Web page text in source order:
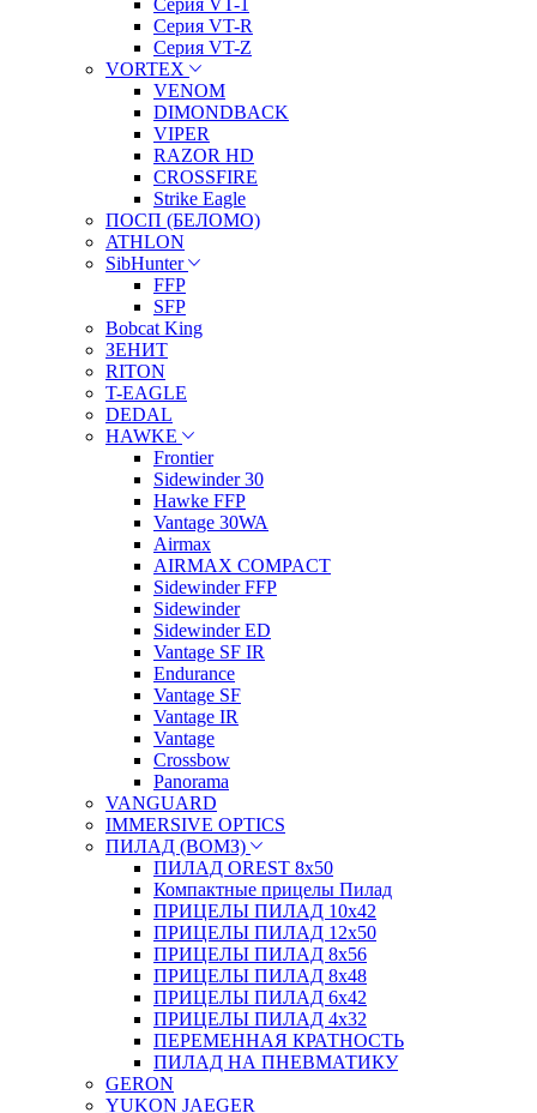
Серия VT-R
Серия VT-Z
VORTEX
VENOM
DIMONDBACK
VIPER
RAZOR HD
CROSSFIRE
Strike Eagle
ПОСП (БЕЛОМО)
ATHLON
SibHunter
FFP
SFP
Bobcat King
ЗЕНИТ
RITON
T-EAGLE
DEDAL
HAWKE
Frontier
Sidewinder 30
Hawke FFP
Vantage 30WA
Airmax
AIRMAX COMPACT
Sidewinder FFP
Sidewinder
Sidewinder ED
Vantage SF IR
Endurance
Vantage SF
Vantage IR
Vantage
Crossbow
Panorama
VANGUARD
IMMERSIVE OPTICS
ПИЛАД (ВОМЗ)
ПИЛАД OREST 8х50
Компактные прицелы Пилад
ПРИЦЕЛЫ ПИЛАД 10х42
ПРИЦЕЛЫ ПИЛАД 12х50
ПРИЦЕЛЫ ПИЛАД 8х56
ПРИЦЕЛЫ ПИЛАД 8х48
ПРИЦЕЛЫ ПИЛАД 6х42
ПРИЦЕЛЫ ПИЛАД 4х32
ПЕРЕМЕННАЯ КРАТНОСТЬ
ПИЛАД НА ПНЕВМАТИКУ
GERON
YUKON JAEGER